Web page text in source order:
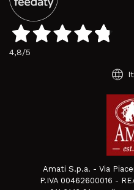
4,8/5
language
Amati S.p.a. - Via
P.IVA 00462600016 -